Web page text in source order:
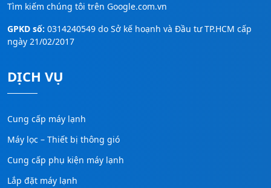
Tìm kiếm chúng tôi trên Google.com.vn
GPKD số: 0314240549 do Sở kế hoạnh và Đầu tư TP.HCM cấp
ngày 21/02/2017
DỊCH VỤ
Cung cấp máy lạnh
Máy lọc – Thiết bị thông gió
Cung cấp phụ kiện máy lạnh
Lắp đặt máy lạnh